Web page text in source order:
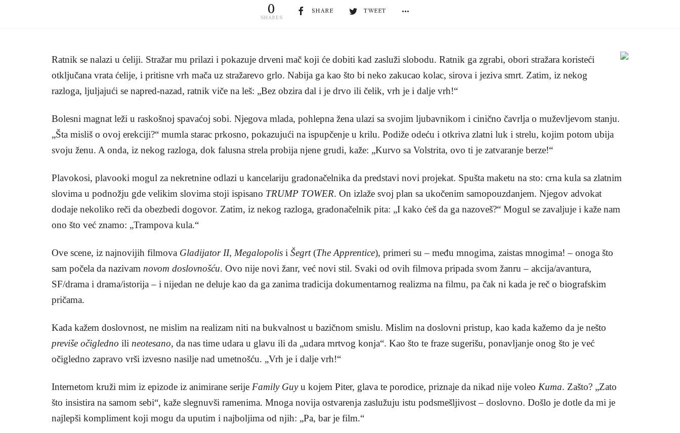
0
SHARES
SHARE TWEET
Ratnik se nalazi u ćeliji. Stražar mu prilazi i pokazuje drveni mač koji će dobiti kad zasluži slobodu. Ratnik ga zgrabi, obori stražara koristeći
otključana vrata ćelije, i pritisne vrh mača uz stražarevo grlo. Nabija ga kao što bi neko zakucao kolac, sirova i jeziva smrt. Zatim, iz nekog
razloga, ljuljajući se napred-nazad, ratnik viče na leš: „Bez obzira dal i je drvo ili čelik, vrh je i dalje vrh!“
Bolesni magnat leži u raskošnoj spavaćoj sobi. Njegova mlada, pohlepna žena ulazi sa svojim ljubavnikom i cinično čavrlja o muževljevom stanju.
„Šta misliš o ovoj erekciji?“ mumla starac prkosno, pokazujući na ispupčenje u krilu. Podiže odeću i otkriva zlatni luk i strelu, kojim potom ubija
svoju ženu. A onda, iz nekog razloga, dok falusna strela probija njene grudi, kaže: „Kurvo sa Volstrita, ovo ti je zatvaranje berze!“
Plavokosi, plavooki mogul za nekretnine odlazi u kancelariju gradonačelnika da predstavi novi projekat. Spušta maketu na sto: crna kula sa zlatnim
slovima u podnožju gde velikim slovima stoji ispisano TRUMP TOWER. On izlaže svoj plan sa ukočenim samopouzdanjem. Njegov advokat
dodaje nekoliko reči da obezbedi dogovor. Zatim, iz nekog razloga, gradonačelnik pita: „I kako ćeš da ga nazoveš?“ Mogul se zavaljuje i kaže nam
ono što već znamo: „Trampova kula.“
Ove scene, iz najnovijih filmova Gladijator II, Megalopolis i Šegrt(The Apprentice), primeri su – među mnogima, zaistas mnogima! – onoga što
sam počela da nazivam novom doslovnošću. Ovo nije novi žanr, već novi stil. Svaki od ovih filmova pripada svom žanru – akcija/avantura,
SF/drama i drama/istorija – i nijedan ne deluje kao da ga zanima tradicija dokumentarnog realizma na filmu, pa čak ni kada je reč o biografskim
pričama.
Kada kažem doslovnost, ne mislim na realizam niti na bukvalnost u bazičnom smislu. Mislim na doslovni pristup, kao kada kažemo da je nešto
previše očigledno ili neotesano, da nas time udara u glavu ili da „udara mrtvog konja“. Kao što te fraze sugerišu, ponavljanje onog što je već
očigledno zapravo vrši izvesno nasilje nad umetnošću. „Vrh je i dalje vrh!“
Internetom kruži mim iz epizode iz animirane serije Family Guyu kojem Piter, glava te porodice, priznaje da nikad nije voleo Kuma. Zašto? „Zato
što insistira na samom sebi“, kaže slegnuvši ramenima. Mnoga novija ostvarenja zaslužuju istu podsmešljivost – doslovno. Došlo je dotle da mi je
najlepši kompliment koji mogu da uputim i najboljima od njih: „Pa, bar je film.“